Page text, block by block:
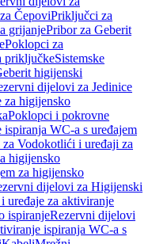
ČepoviPriključci za
grijanjePribor za Geberit
Poklopci za
priključkeSistemske
higijenski
dijelovi za Jedinice
za higijensko
Poklopci i pokrovne
WC-a s uređajem
Vodokotlići i uređaji za
higijensko
za higijensko
dijelovi za Higijenski
uređaje za aktiviranje
ispiranjeRezervni dijelovi
ispiranja WC-a s